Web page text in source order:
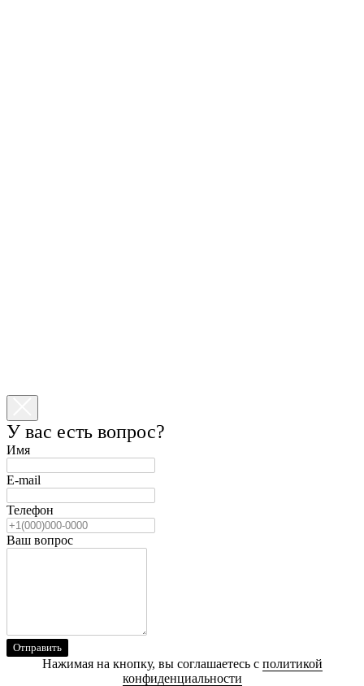
У вас есть вопрос?
Имя
E-mail
Телефон
Ваш вопрос
Отправить
Нажимая на кнопку, вы соглашаетесь с политикой
конфиденциальности